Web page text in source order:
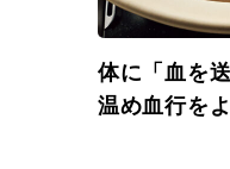
体に「血を
温め血行を